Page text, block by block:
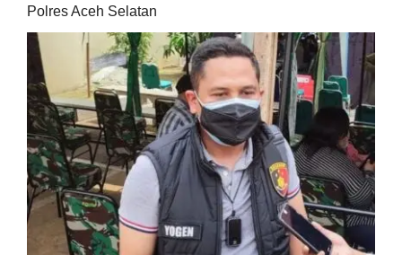
Polres Aceh Selatan